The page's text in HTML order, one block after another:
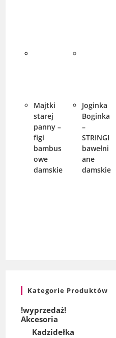
Majtki
starej
panny –
figi
bambus
owe
damskie
Joginka
Boginka
–
STRINGI
bawełni
ane
damskie
Kategorie Produktów
!wyprzedaż!
Akcesoria
Kadzidełka